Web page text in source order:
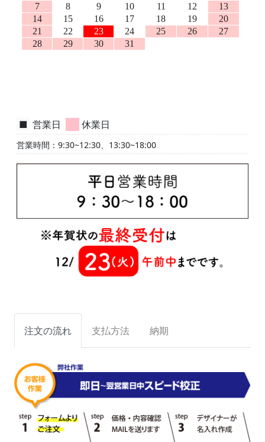
■ 営業日 休業日
営業時間：9:30~12:30、13:30~18:00
注文の流れ 支払方法 納期